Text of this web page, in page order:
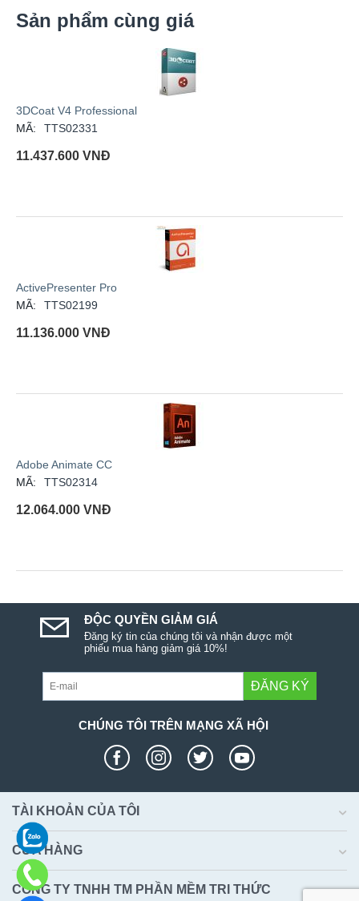
Sản phẩm cùng giá
3DCoat V4 Professional
MÃ:
TTS02331
11.437.600 VNĐ
ActivePresenter Pro
MÃ:
TTS02199
11.136.000 VNĐ
Adobe Animate CC
MÃ:
TTS02314
12.064.000 VNĐ
ĐỘC QUYỀN GIẢM GIÁ
Đăng ký tin của chúng tôi và nhận được một
phiếu mua hàng giảm giá 10%!
ĐĂNG KÝ
CHÚNG TÔI TRÊN MẠNG XÃ HỘI
TÀI KHOẢN CỦA TÔI
CỬA HÀNG
CÔNG TY TNHH TM PHẦN MỀM TRI THỨC